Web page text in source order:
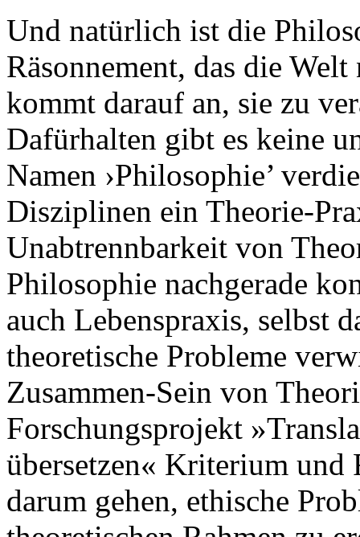
Und natürlich ist die
Räsonnement, das die
kommt darauf an, sie zu
Dafürhalten gibt es keine
Namen ›Philosophie’
Disziplinen ein Theorie-
Unabtrennbarkeit von
Philosophie nachgerade
auch Lebenspraxis, selbst
theoretische Probleme
Zusammen-Sein von
Forschungsprojekt
übersetzen« Kriterium und
darum gehen, ethische